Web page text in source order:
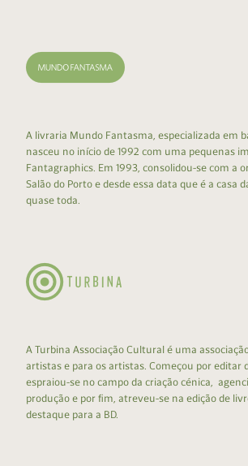
A livraria Mundo Fantasma, especializada em
nasceu no início de 1992 com uma pequenas
Fantagraphics. Em 1993, consolidou-se com a
Salão do Porto e desde essa data que é a casa
quase toda.
A Turbina Associação Cultural é uma
artistas e para os artistas. Começou por editar
espraiou-se no campo da criação cénica,
produção e por fim, atreveu-se na edição de
destaque para a BD.